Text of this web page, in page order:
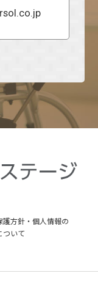
護方針・個人情報の
ついて